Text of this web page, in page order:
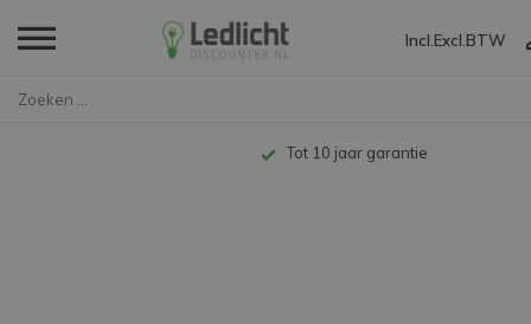
Incl. Excl. BTW
Tot 10 jaar garantie